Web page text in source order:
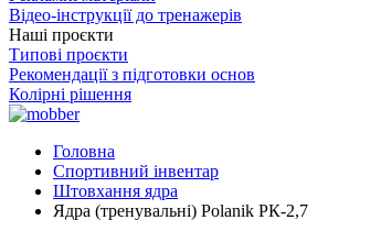
Відео-інструкції до тренажерів
Наші проєкти
Типові проєкти
Рекомендації з підготовки основ
Колірні рішення
Головна
Спортивний інвентар
Штовхання ядра
Ядра (тренувальні) Polanik РК-2,7